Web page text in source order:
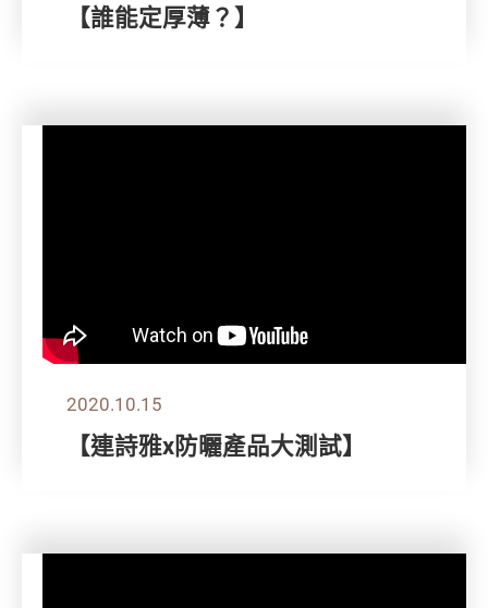
【誰能定厚薄？】
2020.10.15
【連詩雅x防曬產品大測試】